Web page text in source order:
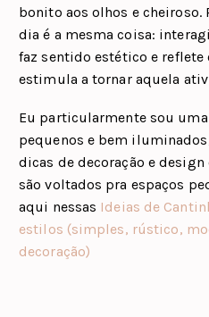
bonito aos olhos e cheiroso.
dia é a mesma coisa:
faz sentido estético e
estimula a tornar aquela
Eu particularmente sou
pequenos e bem
dicas de decoração e
são voltados pra espaços
aqui nessas Ideias de
estilos (simples, rústico,
decoração)